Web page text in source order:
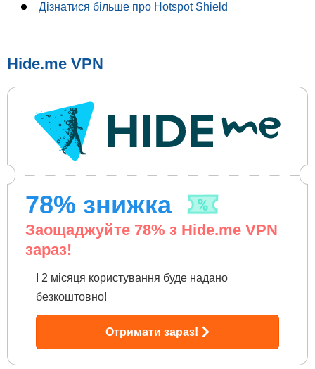
Дізнатися більше про Hotspot Shield
Hide.me VPN
78% знижка
Заощаджуйте 78% з Hide.me VPN
зараз!
І 2 місяця користування буде надано
безкоштовно!
Отримати зараз!